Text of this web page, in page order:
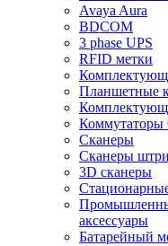
Avaya Aura
BDCOM
3 phase UPS
RFID метки
Планшетные
Коммутаторы
Сканеры
Сканеры
3D сканеры
аксессуары
Батарейный